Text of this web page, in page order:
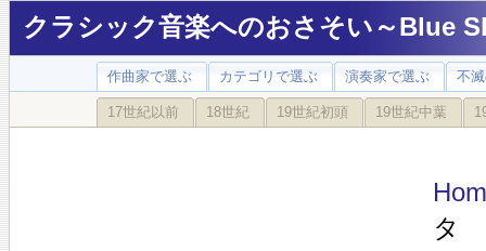
クラシック音楽へのおさそい～Blue
作曲家で選ぶ カテゴリで選ぶ 演奏家で選ぶ 不
17世紀以前 18世紀 19世紀初頭 19世紀中葉
タ